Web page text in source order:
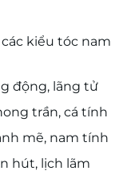
kiểu tóc nam
động, lãng tử
trần, cá tính
mẽ, nam tính
hút, lịch lãm